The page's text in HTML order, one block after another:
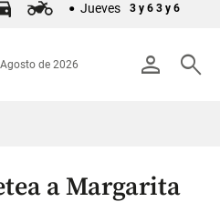
Jueves 3 y 6 3 y 6
person search
Agosto de 2026
a Margarita